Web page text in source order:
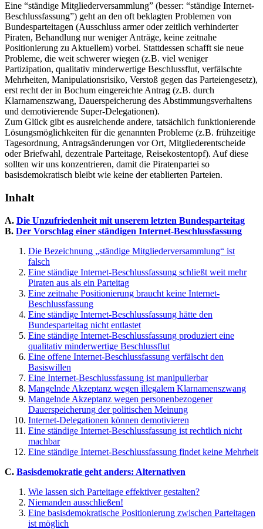
Eine “ständige Mitgliederversammlung” (besser: “ständige Internet-
Beschlussfassung”) geht an den oft beklagten Problemen von
Bundesparteitagen (Ausschluss armer oder zeitlich verhinderter
Piraten, Behandlung nur weniger Anträge, keine zeitnahe
Positionierung zu Aktuellem) vorbei. Stattdessen schafft sie neue
Probleme, die weit schwerer wiegen (z.B. viel weniger
Partizipation, qualitativ minderwertige Beschlussflut, verfälschte
Mehrheiten, Manipulationsrisiko, Verstoß gegen das Parteiengesetz),
erst recht der in Bochum eingereichte Antrag (z.B. durch
Klarnamenszwang, Dauerspeicherung des Abstimmungsverhaltens
und demotivierende Super-Delegationen).
Zum Glück gibt es ausreichende andere, tatsächlich funktionierende
Lösungsmöglichkeiten für die genannten Probleme (z.B. frühzeitige
Tagesordnung, Antragsänderungen vor Ort, Mitgliederentscheide
oder Briefwahl, dezentrale Parteitage, Reisekostentopf). Auf diese
sollten wir uns konzentrieren, damit die Piratenpartei so
basisdemokratisch bleibt wie keine der etablierten Parteien.
Inhalt
A. Die Unzufriedenheit mit unserem letzten Bundesparteitag
B. Der Vorschlag einer ständigen Internet-Beschlussfassung
Die Bezeichnung „ständige Mitgliederversammlung“ ist
falsch
Eine ständige Internet-Beschlussfassung schließt weit mehr
Piraten aus als ein Parteitag
Eine zeitnahe Positionierung braucht keine Internet-
Beschlussfassung
Eine ständige Internet-Beschlussfassung hätte den
Bundesparteitag nicht entlastet
Eine ständige Internet-Beschlussfassung produziert eine
qualitativ minderwertige Beschlussflut
Eine offene Internet-Beschlussfassung verfälscht den
Basiswillen
Eine Internet-Beschlussfassung ist manipulierbar
Mangelnde Akzeptanz wegen illegalem Klarnamenszwang
Mangelnde Akzeptanz wegen personenbezogener
Dauerspeicherung der politischen Meinung
Internet-Delegationen können demotivieren
Eine ständige Internet-Beschlussfassung ist rechtlich nicht
machbar
Eine ständige Internet-Beschlussfassung findet keine Mehrheit
C. Basisdemokratie geht anders: Alternativen
Wie lassen sich Parteitage effektiver gestalten?
Niemanden ausschließen!
Eine basisdemokratische Positionierung zwischen Parteitagen
ist möglich